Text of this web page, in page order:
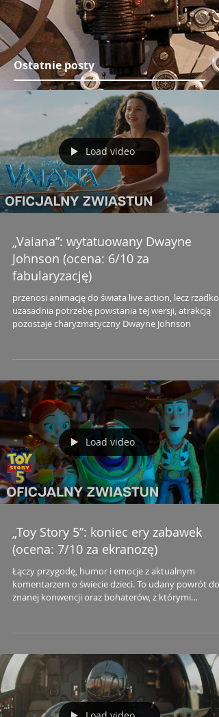
Ostatnie posty
Load video
„Vaiana”: wytatuowany Dwayne
Johnson (ocena: 6/10 za
fabularyzację)
przenosi animację do świata live action, lecz rzadko
uzasadnia potrzebę powstania tej wersji, atrakcją
pozostaje charyzmatyczny Dwayne Johnson
Load video
„Toy Story 5”: koniec ery zabawek
(ocena: 7/10 za ekranozę)
Łączy przygodę, humor i emocje z aktualnym
komentarzem o świecie dzieci. To udany powrót do
znanej konwencji oraz bohaterów, z którymi